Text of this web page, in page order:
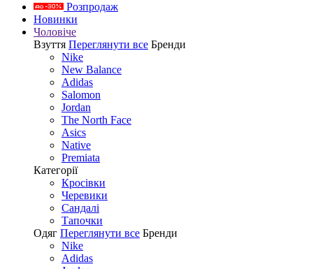
Розпродаж
Новинки
Чоловіче
Взуття Переглянути все Бренди
Nike
New Balance
Adidas
Salomon
Jordan
The North Face
Asics
Native
Premiata
Категорії
Кросівки
Черевики
Сандалі
Tапочки
Одяг Переглянути все Бренди
Nike
Adidas